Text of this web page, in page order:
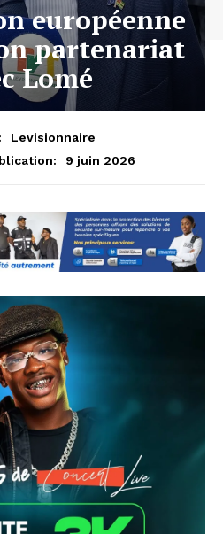
européenne
partenariat
Lomé
Levisionnaire
9 juin 2026